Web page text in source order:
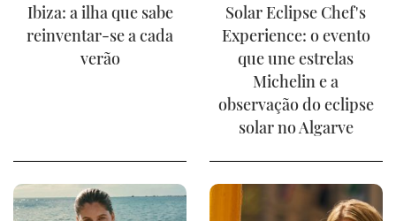
Ibiza: a ilha que sabe
reinventar-se a cada
verão
Solar Eclipse Chef's
Experience: o evento
que une estrelas
Michelin e a
observação do eclipse
solar no Algarve